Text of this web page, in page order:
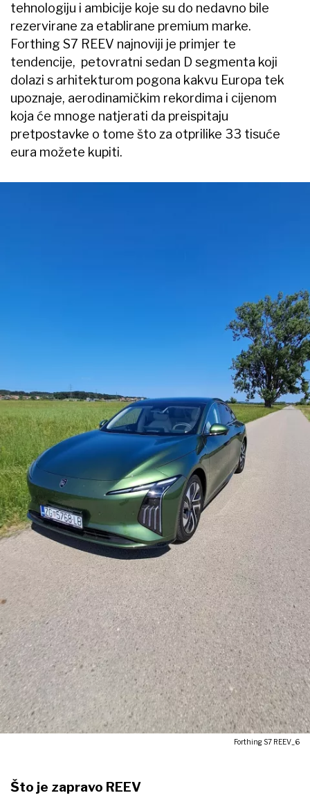
tehnologiju i ambicije koje su do nedavno bile
rezervirane za etablirane premium marke.
Forthing S7 REEV najnoviji je primjer te
tendencije, petovratni sedan D segmenta koji
dolazi s arhitekturom pogona kakvu Europa tek
upoznaje, aerodinamičkim rekordima i cijenom
koja će mnoge natjerati da preispitaju
pretpostavke o tome što za otprilike 33 tisuće
eura možete kupiti.
Forthing S7 REEV_6
Što je zapravo REEV